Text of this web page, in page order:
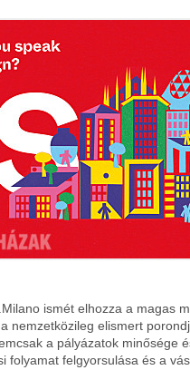
ismét elhozza a magas
nemzetközileg elismert
a pályázatok minősége
folyamat felgyorsulása és a